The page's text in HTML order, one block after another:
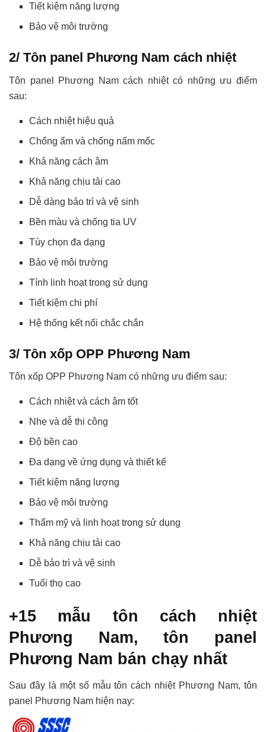
Tiết kiệm năng lượng
Bảo vệ môi trường
2/ Tôn panel Phương Nam cách nhiệt
Tôn panel Phương Nam cách nhiệt có những ưu điểm
sau:
Cách nhiệt hiệu quả
Chống ẩm và chống nấm mốc
Khả năng cách âm
Khả năng chịu tải cao
Dễ dàng bảo trì và vệ sinh
Bền màu và chống tia UV
Tùy chọn đa dạng
Bảo vệ môi trường
Tính linh hoạt trong sử dụng
Tiết kiệm chi phí
Hệ thống kết nối chắc chắn
3/ Tôn xốp OPP Phương Nam
Tôn xốp OPP Phương Nam có những ưu điểm sau:
Cách nhiệt và cách âm tốt
Nhẹ và dễ thi công
Độ bền cao
Đa dạng về ứng dụng và thiết kế
Tiết kiệm năng lượng
Bảo vệ môi trường
Thẩm mỹ và linh hoạt trong sử dụng
Khả năng chịu tải cao
Dễ bảo trì và vệ sinh
Tuổi thọ cao
+15 mẫu tôn cách nhiệt
Phương Nam, tôn panel
Phương Nam bán chạy nhất
Sau đây là một số mẫu tôn cách nhiệt Phương Nam, tôn
panel Phương Nam hiện nay: